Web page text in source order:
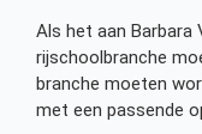
Als het aan Barbara
rijschoolbranche
branche moeten
met een passende